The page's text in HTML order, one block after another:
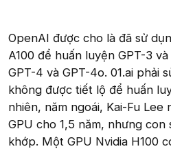
OpenAI được cho là đã sử
A100 để huấn luyện GPT-3
GPT-4 và GPT-4o. 01.ai phải
không được tiết lộ để huấn
nhiên, năm ngoái, Kai-Fu
GPU cho 1,5 năm, nhưng
khớp. Một GPU Nvidia H100